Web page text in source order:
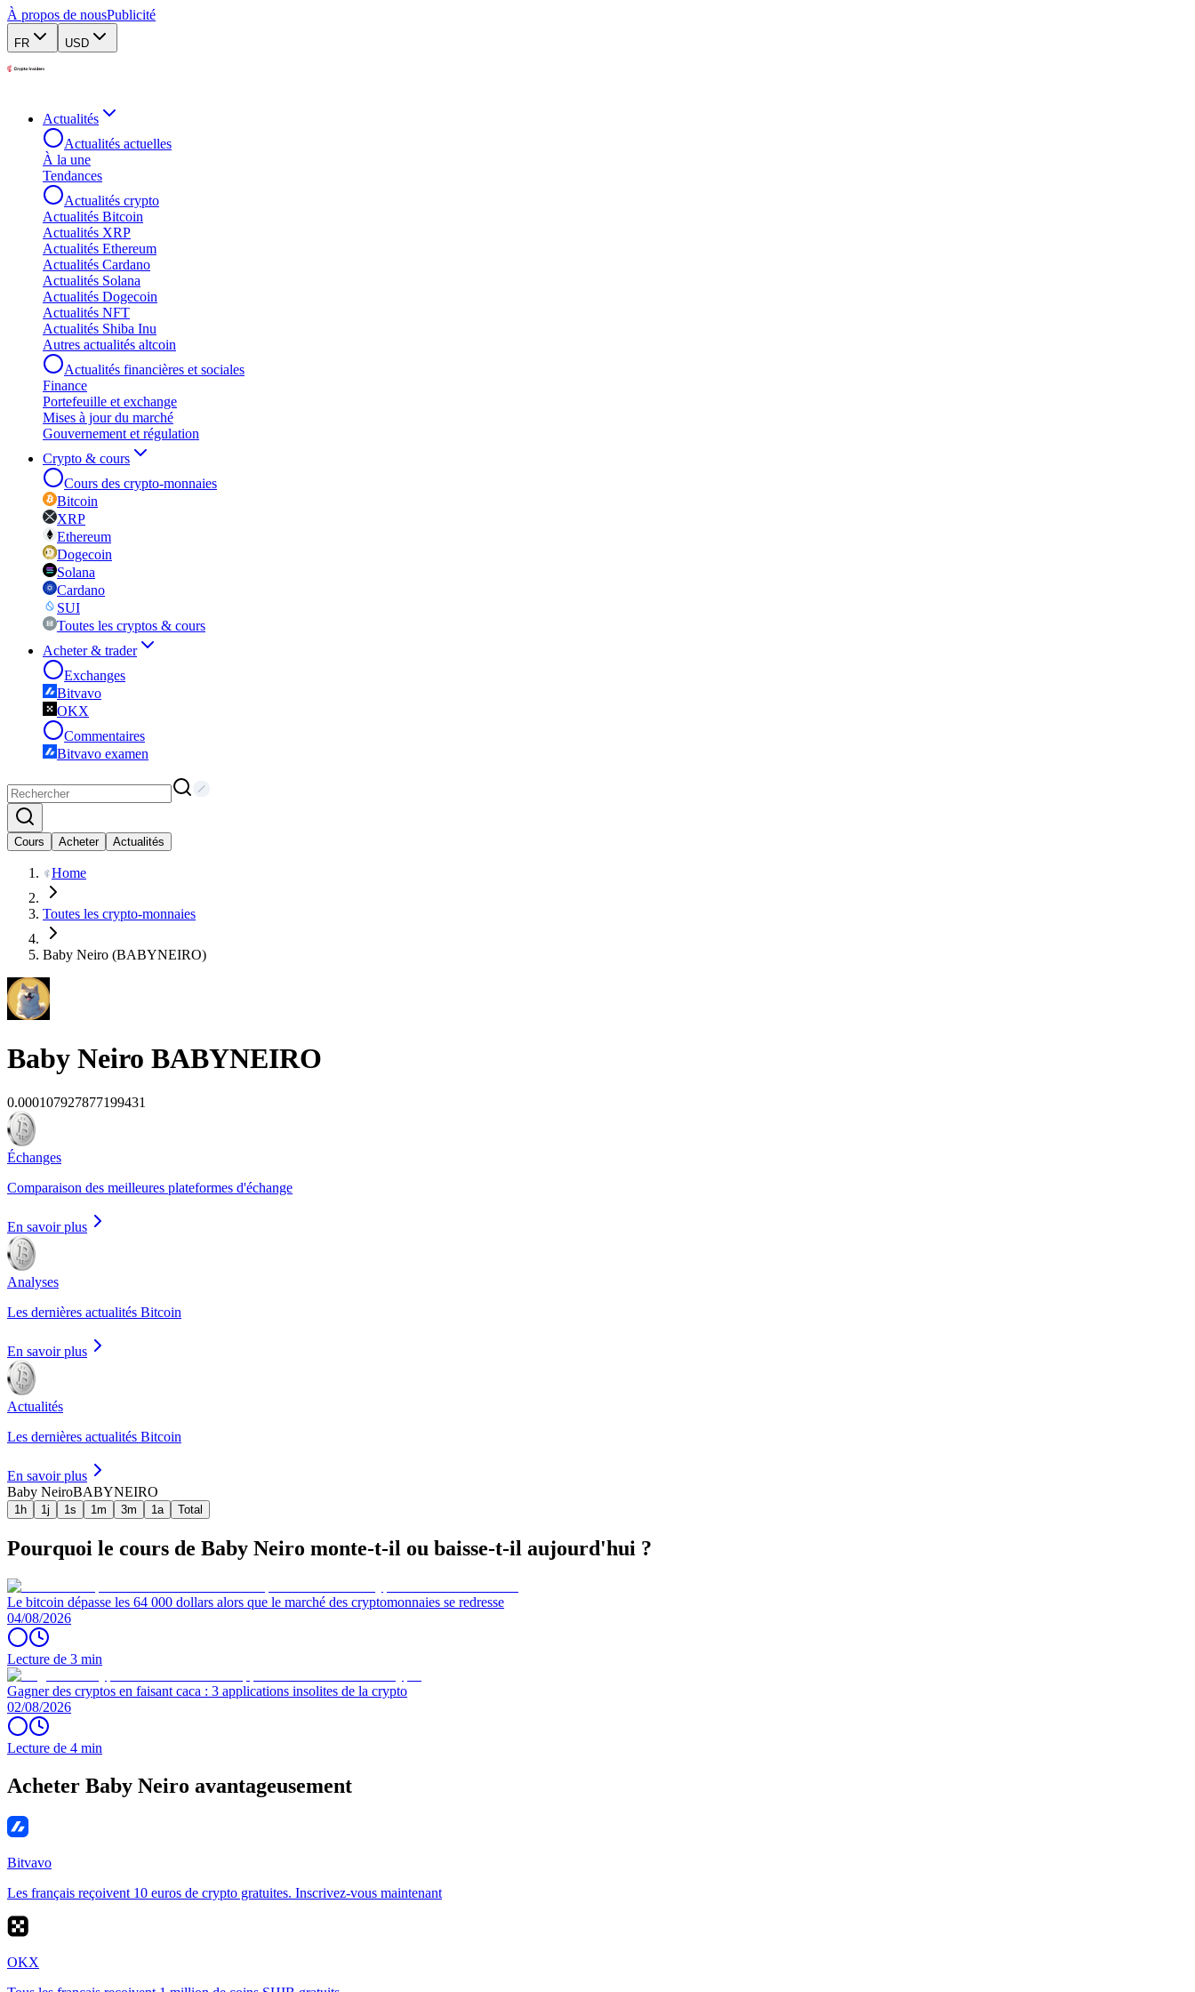
À propos de nousPublicité
FR USD
Actualités
Actualités actuelles
À la une
Tendances
Actualités crypto
Actualités Bitcoin
Actualités XRP
Actualités Ethereum
Actualités Cardano
Actualités Solana
Actualités Dogecoin
Actualités NFT
Actualités Shiba Inu
Autres actualités altcoin
Actualités financières et sociales
Finance
Portefeuille et exchange
Mises à jour du marché
Gouvernement et régulation
Crypto & cours
Cours des crypto-monnaies
Bitcoin
XRP
Ethereum
Dogecoin
Solana
Cardano
SUI
Toutes les cryptos & cours
Acheter & trader
Exchanges
Bitvavo
OKX
Commentaires
Bitvavo examen
Cours Acheter Actualités
Home
Toutes les crypto-monnaies
Baby Neiro (BABYNEIRO)
Baby Neiro BABYNEIRO
0.000107927877199431
Échanges
Comparaison des meilleures plateformes d'échange
En savoir plus
Analyses
Les dernières actualités Bitcoin
En savoir plus
Actualités
Les dernières actualités Bitcoin
En savoir plus
Baby NeiroBABYNEIRO
1h 1j 1s 1m 3m 1a Total
Pourquoi le cours de Baby Neiro monte-t-il ou baisse-t-il aujourd'hui ?
Le bitcoin dépasse les 64 000 dollars alors que le marché des cryptomonnaies se redresse
04/08/2026
Lecture de 3 min
Gagner des cryptos en faisant caca : 3 applications insolites de la crypto
02/08/2026
Lecture de 4 min
Acheter Baby Neiro avantageusement
Bitvavo
Les français reçoivent 10 euros de crypto gratuites. Inscrivez-vous maintenant
OKX